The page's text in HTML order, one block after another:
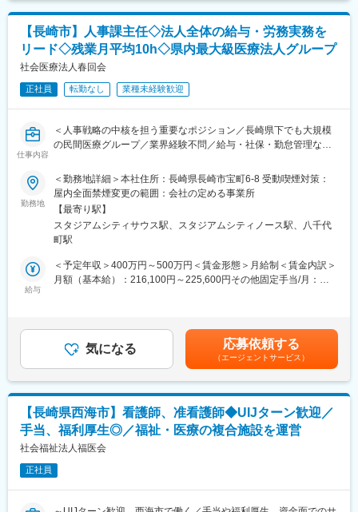
・クリニック（無床）
■手当しっかり◎：
・該当者には別途手当として以下の支給があります
精勤手当（月1万円）、扶養手当（最大月7500円）、配偶者手当
（月5000円）住宅手当（最大7500円）など
・その他臨時支給金あり（規定に該当した方）
医療費等生活支援補助、住宅ローン等生活支援補助・大学等奨学
金救済補助、育児介護両立支援補助等など
◇事業内容：高齢者福祉・介護（施設・在宅）、医療
当法人は2011年4月、西海市より福祉施設及び医療機関の事業譲
渡を受け、福祉・医療の複合施設にて「切れ目のない医療と介護
の総合提供」を目指しています。
【長崎市】人事課主任◇法人全体の給与・労務実務を
リード◇残業月平均10h◇県内最大級医療法人グループ
社会医療法人春回会
正社員 転勤なし 業種未経験歓迎
仕事内容
＜人事戦略の中核を担う重要なポジション／長崎県下でも大規模
の民間医療グループ／業界経験不問／給与・社保・勤怠管理など
■業務概要：
法人全体の給与・労務実務をリードしていただきます。まずは当
法人の制度や実務フローを深く理解いただくところからスタート
し、将来的には人事制度の構築や経営層への報告、他部門責任者
との調整など、人事戦略の中核を担っていただく予定です。
※担当業務は、ご本人の希望やご経験、能力、適性等を考慮した上
で決定いたします。
イメージしています）
・入社／退社手続き
・年末調整等の手続き
・従業員給与計算
（2） 人事制度構築（人事課長と一緒に取り組んで頂きます）
・目標評価設計関連 ・福利厚生施策
・制度設計・構築 ・法改正に伴う対応、制度変更等の非定型業務
・人事データ集計・分析・活用
勤務地
＜勤務地詳細＞本社住所：長崎県長崎市宝町6-8 受動喫煙対策：
屋内全面禁煙変更の範囲：会社の定める事業所
【最寄り駅】
スタジアムシティサウス駅、スタジアムシティノース駅、八千代
町駅
給与
＜予定年収＞400万円～500万円＜賃金形態＞月給制＜賃金内訳＞
月額（基本給）：216,100円～225,600円その他固定手当/月：
当：20,500円役職手当：20,000円責任手当：0円～70,000円■昇
給：年1回（7月）■賞与：年2回（7月、12月）※前年度実績3.6ヶ
月分／実績により変動の可能性あり賃金はあくまでも目安の金額
であり、選考を通じて上下する可能性があります。月給(月額)は固
定手当を含めた表記です。
気になる 応募依頼する
（エージェントサービス）
【長崎県西海市】看護師、准看護師◆UIJターン歓迎／
手当、福利厚生◎／福祉・医療の複合施設を運営
社会福祉法人福医会
正社員